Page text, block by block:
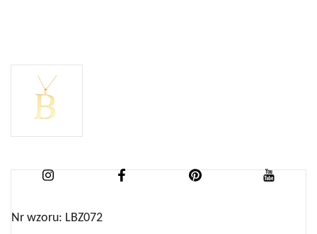
Nr wzoru: LBZ072